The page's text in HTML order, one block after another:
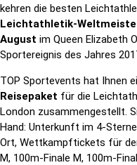
kehren die besten
Leichtathletik-
August im Queen Elizabeth
Sportereignis des Jahres
TOP Sportevents hat Ihnen
Reisepaket für die
London zusammengestellt.
Hand: Unterkunft im 4-
Ort, Wettkampftickets für
M, 100m-Finale M, 100m-